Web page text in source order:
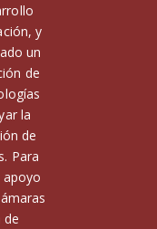
y
un
de
la
de
Para
de